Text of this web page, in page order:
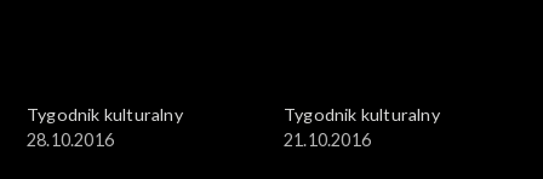
Tygodnik kulturalny
28.10.2016
Tygodnik kulturalny
21.10.2016